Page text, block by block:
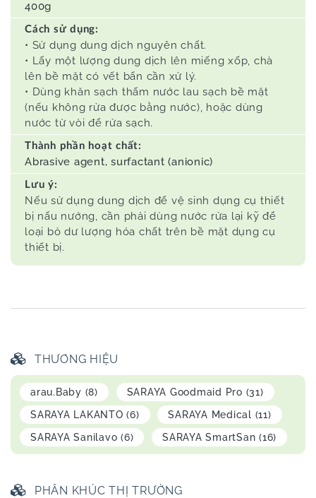
400g
Cách sử dụng:
• Sử dụng dung dịch nguyên chất.
• Lấy một lượng dung dịch lên miếng xốp, chà
lên bề mặt có vết bẩn cần xử lý.
• Dùng khăn sạch thấm nước lau sạch bề mặt
(nếu không rửa được bằng nước), hoặc dùng
nước từ vòi để rửa sạch.
Thành phần hoạt chất:
Abrasive agent, surfactant (anionic)
Lưu ý:
Nếu sử dụng dung dịch để vệ sinh dụng cụ thiết
bị nấu nướng, cần phải dùng nước rửa lại kỹ để
loại bỏ dư lượng hóa chất trên bề mặt dụng cụ
thiết bị.
THƯƠNG HIỆU
arau.Baby (8) SARAYA Goodmaid Pro (31)
SARAYA LAKANTO (6) SARAYA Medical (11)
SARAYA Sanilavo (6) SARAYA SmartSan (16)
PHÂN KHÚC THỊ TRƯỜNG